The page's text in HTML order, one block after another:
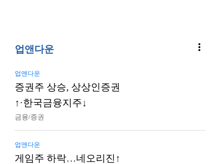
업앤다운 more_vert
업앤다운
증권주 상승, 상상인증권
↑·한국금융지주↓
금융/증권
업앤다운
게임주 하락…네오리진↑